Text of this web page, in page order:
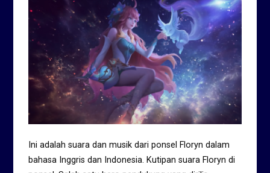
Ini adalah suara dan musik dari ponsel Floryn dalam
bahasa Inggris dan Indonesia. Kutipan suara Floryn di